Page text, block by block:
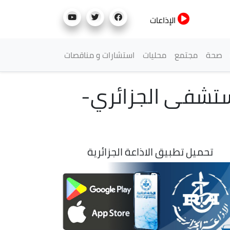
الإذاعات
صحة مجتمع محليات استشارات و مناقصات
الجزائري-
تحميل تطبيق الاذاعة الجزائرية